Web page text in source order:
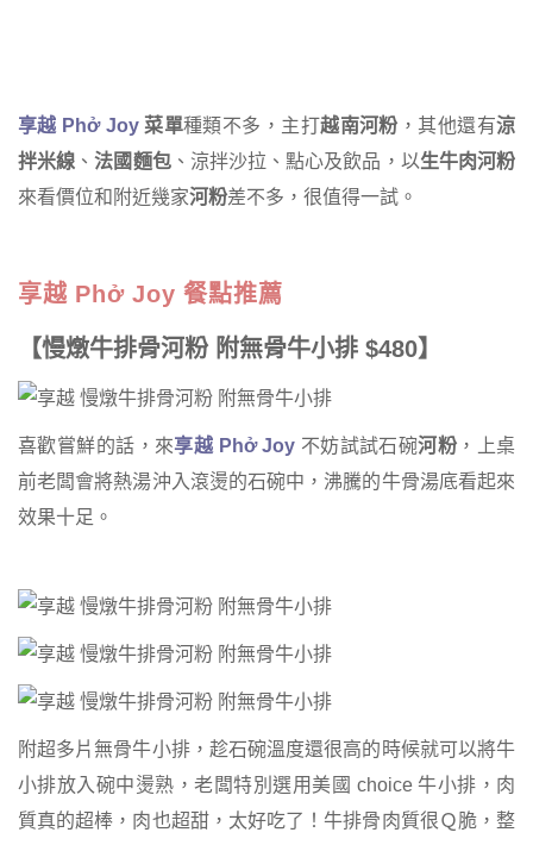
享越 Phở Joy 菜單種類不多，主打越南河粉 ，其他還有涼
拌米線 、法國麵包、涼拌沙拉、點心及飲品，以生牛肉河粉
來看價位和附近幾家河粉差不多，很值得一試。
享越 Phở Joy 餐點推薦
【慢燉牛排骨河粉 附無骨牛小排 $480】
喜歡嘗鮮的話，來享越 Phở Joy 不妨試試石碗河粉 ，上桌
前老闆會將熱湯沖入滾燙的石碗中，沸騰的牛骨湯底看起來
效果十足。
附超多片無骨牛小排，趁石碗溫度還很高的時候就可以將牛
小排放入碗中燙熟，老闆特別選用美國 choice 牛小排，肉
質真的超棒，肉也超甜，太好吃了！牛排骨肉質很Ｑ脆，整